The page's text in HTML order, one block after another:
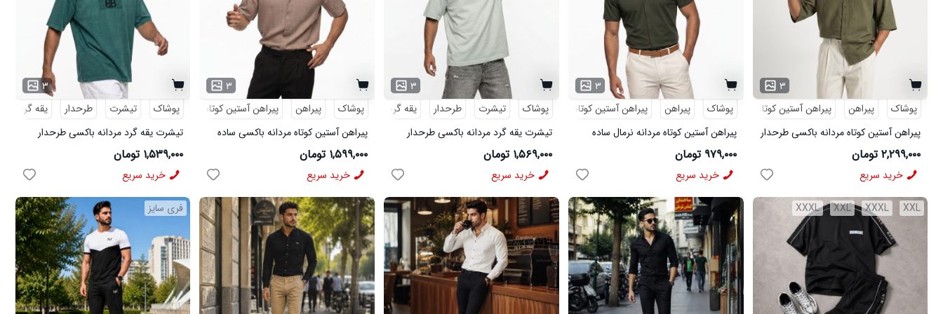
۳
پوشاک
پیراهن پیراهن آستین کوتاه
طرحدار
پیراهن آستین کوتاه مردانه باکسی طرحدار
لینن سبز مدل 50971
۲,۲۹۹,۰۰۰ تومان
خرید سریع
۳
پوشاک
پیراهن
پیراهن آستین کوتاه
پیراهن آستین کوتاه مردانه نرمال ساده
ویسکوز سبز مدل 50977
۹۷۹,۰۰۰ تومان
خرید سریع
۳
پوشاک
تیشرت طرحدار
یقه گرد
تیشرت یقه گرد مردانه باکسی طرحدار
پنبه دو رو سبز روشن مدل 50896
۱,۵۶۹,۰۰۰ تومان
خرید سریع
۳
پوشاک
پیراهن
پیراهن آستین کوتاه
پیراهن آستین کوتاه مردانه باکسی ساده
لینن کرم مدل 50943
۱,۵۹۹,۰۰۰ تومان
خرید سریع
۳
پوشاک
تیشرت طرحدار
یقه گرد
تیشرت یقه گرد مردانه باکسی طرحدار
مچینست سبز Balenciaga مدل 50944
۱,۵۳۹,۰۰۰ تومان
خرید سریع
XXL
XXXL
XXL
XXXL فری سایز